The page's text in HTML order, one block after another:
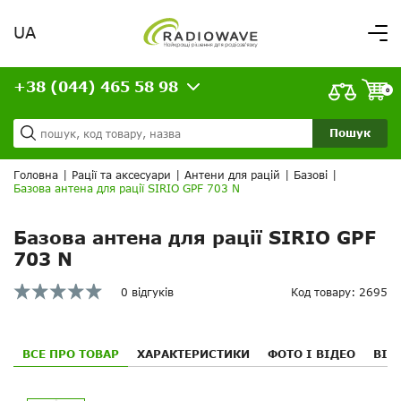
Вітаємо,
увійдіть в особистий кабінет
Доставка та оплата
Кредит
Статті
Контакти
ВАШЕ ЗАМОВЛЕННЯ
UA
Пошук
+38 (044) 465 58 98 0
Головна Рації та аксесуари Антени для рацій Базові
Базова антена для рації SIRIO GPF 703 N
Базова антена для рації SIRIO GPF
703 N
0 відгуків Код товару: 2695
ВСЕ ПРО ТОВАР ХАРАКТЕРИСТИКИ ФОТО І ВІДЕО